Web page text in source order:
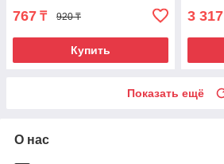
767 ₸ 920 ₸
Купить
3 317
Показать ещё
О нас